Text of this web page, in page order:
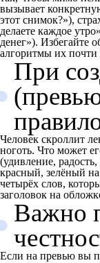
вызывает
этот снимок?»),
делаете каждое
денег»). Избегайте
алгоритмы их почти
При
Человек скроллит
ноготь. Что может
(удивление,
красный, зелёный
четырёх слов,
заголовок на
Важно
Если на превью вы